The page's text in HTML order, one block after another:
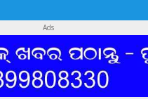
Ads